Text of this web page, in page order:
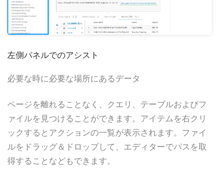
左側パネルでのアシスト
必要な時に必要な場所にあるデータ
ページを離れることなく、クエリ、テーブルおよびフ
ァイルを見つけることができます。アイテムを右クリ
ックするとアクションの一覧が表示されます。ファイ
ルをドラッグ＆ドロップして、エディターでパスを取
得することなどもできます。